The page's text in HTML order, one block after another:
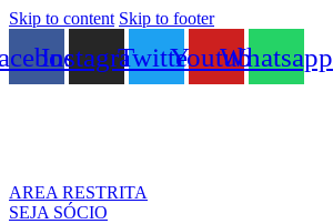
Skip to content Skip to footer
InstagramTwitterYoutubeWhatsapp
AREA RESTRITA
SEJA SÓCIO